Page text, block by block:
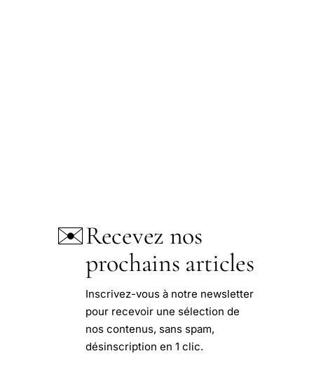
✉️Recevez nos
prochains articles
Inscrivez-vous à notre newsletter
pour recevoir une sélection de
nos contenus, sans spam,
désinscription en 1 clic.